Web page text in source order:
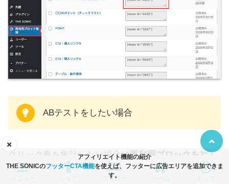
ABテストをしたい場合
クリック率を集計したい場合は再利用ブロックを2つ
作成し、ABテストに登録してください。
メニュー シェア フォロー ホーム トップ
アフィリエイト機能の紹介
THE SONICのフッターCTA機能を使えば、フッターに広告エリアを追加できま
す。